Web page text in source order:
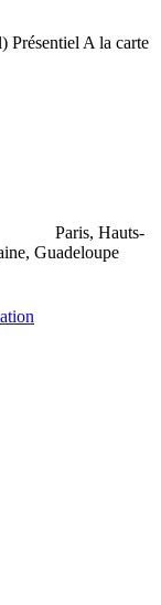
PrésentielA la carte
Paris, Hauts-
Guadeloupe